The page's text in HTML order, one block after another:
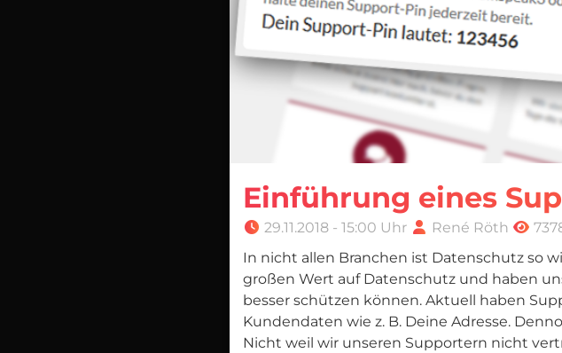
Einführung eines
29.11.2018 - 15:00 Uhr René Röth
In nicht allen Branchen ist Datenschutz so
großen Wert auf Datenschutz und haben
besser schützen können. Aktuell haben
Kundendaten wie z. B. Deine Adresse.
Nicht weil wir unseren Supportern nicht